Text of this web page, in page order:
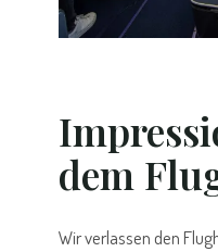
dem
Wir verlassen den